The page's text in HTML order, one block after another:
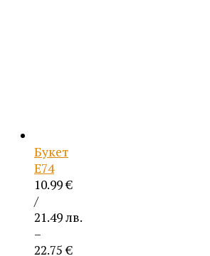
Букет
Е74
10.99€
/
21.49 лв.
–
22.75€